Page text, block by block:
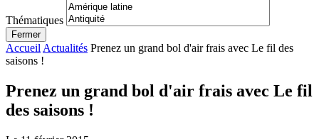
Thématiques
Fermer
Accueil Actualités Prenez un grand bol d'air frais avec Le fil des
saisons !
Prenez un grand bol d'air frais avec Le fil
des saisons !